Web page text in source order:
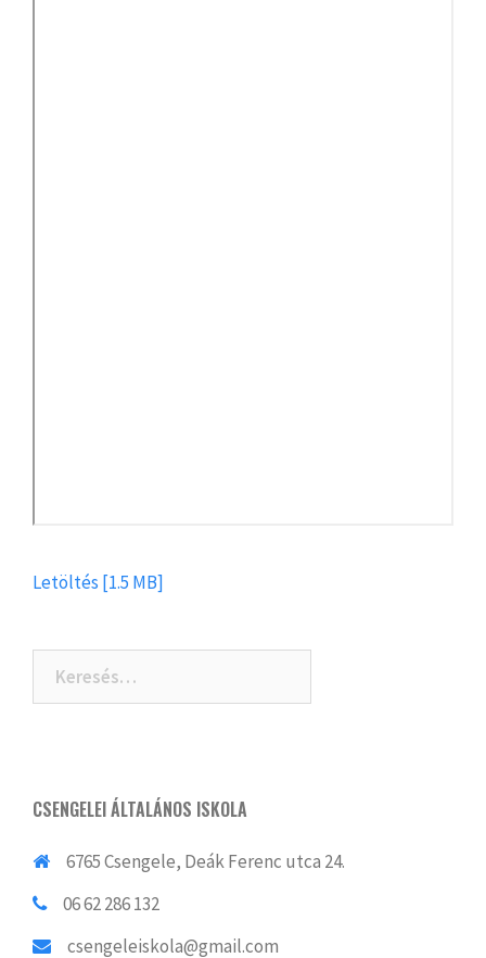
Letöltés [1.5 MB]
CSENGELEI ÁLTALÁNOS ISKOLA
6765 Csengele, Deák Ferenc utca 24.
06 62 286 132
csengeleiskola@gmail.com